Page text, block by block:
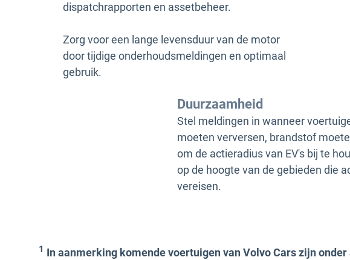
dispatchrapporten en assetbeheer.
Zorg voor een lange levensduur van de motor
door tijdige onderhoudsmeldingen en optimaal
gebruik.
Duurzaamheid
Stel meldingen in wanneer
moeten verversen, brandstof
om de actieradius van EV's bij te
op de hoogte van de gebieden die
vereisen.
1 In aanmerking komende voertuigen van Volvo Cars zijn onder